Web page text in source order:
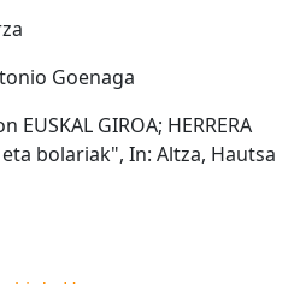
Goenaga
EUSKAL GIROA; HERRERA
bolariak", In: Altza, Hautsa